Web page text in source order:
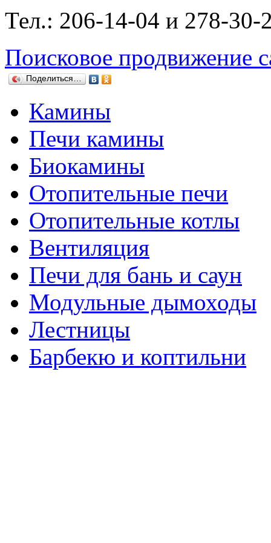
Тел.: 206-14-04 и 278-30-
Поисковое продвижение
Поделиться…
Камины
Печи камины
Биокамины
Отопительные печи
Отопительные котлы
Вентиляция
Печи для бань и саун
Модульные дымоходы
Лестницы
Барбекю и коптильни